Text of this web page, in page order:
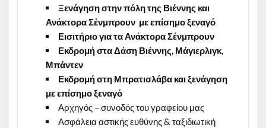
Ξενάγηση στην πόλη της Βιέννης και
Ανάκτορα Σένμπρουν με επίσημο ξεναγό
Εισιτήριο για τα Ανάκτορα Σένμπρουν
Εκδρομή στα Δάση Βιέννης, Μάγιερλιγκ,
Μπάντεν
Εκδρομή στη Μπρατισλάβα και ξενάγηση
με επίσημο ξεναγό
Αρχηγός – συνοδός του γραφείου μας
Ασφάλεια αστικής ευθύνης & ταξιδιωτική